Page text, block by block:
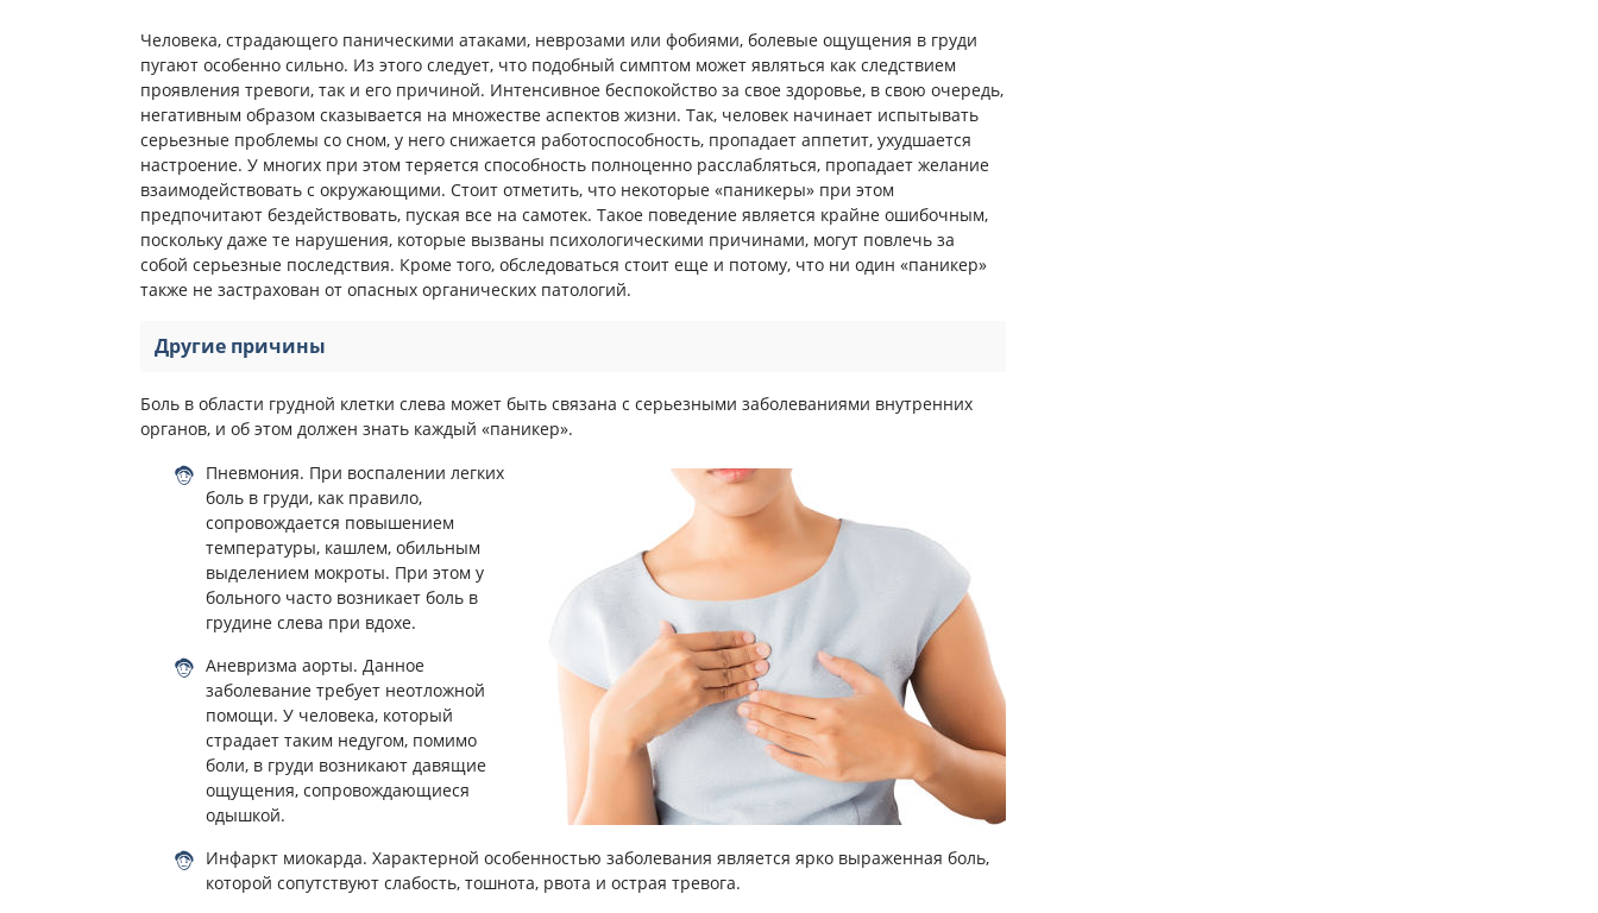
Человека, страдающего паническими атаками, неврозами или фобиями, болевые ощущения в груди
пугают особенно сильно. Из этого следует, что подобный симптом может являться как следствием
проявления тревоги, так и его причиной. Интенсивное беспокойство за свое здоровье, в свою очередь,
негативным образом сказывается на множестве аспектов жизни. Так, человек начинает испытывать
серьезные проблемы со сном, у него снижается работоспособность, пропадает аппетит, ухудшается
настроение. У многих при этом теряется способность полноценно расслабляться, пропадает желание
взаимодействовать с окружающими. Стоит отметить, что некоторые «паникеры» при этом
предпочитают бездействовать, пуская все на самотек. Такое поведение является крайне ошибочным,
поскольку даже те нарушения, которые вызваны психологическими причинами, могут повлечь за
собой серьезные последствия. Кроме того, обследоваться стоит еще и потому, что ни один «паникер»
также не застрахован от опасных органических патологий.
Другие причины
Боль в области грудной клетки слева может быть связана с серьезными заболеваниями внутренних
органов, и об этом должен знать каждый «паникер».
Пневмония. При воспалении легких
боль в груди, как правило,
сопровождается повышением
температуры, кашлем, обильным
выделением мокроты. При этом у
больного часто возникает боль в
грудине слева при вдохе.
Аневризма аорты. Данное
заболевание требует неотложной
помощи. У человека, который
страдает таким недугом, помимо
боли, в груди возникают давящие
ощущения, сопровождающиеся
одышкой.
Инфаркт миокарда. Характерной особенностью заболевания является ярко выраженная боль,
которой сопутствуют слабость, тошнота, рвота и острая тревога.